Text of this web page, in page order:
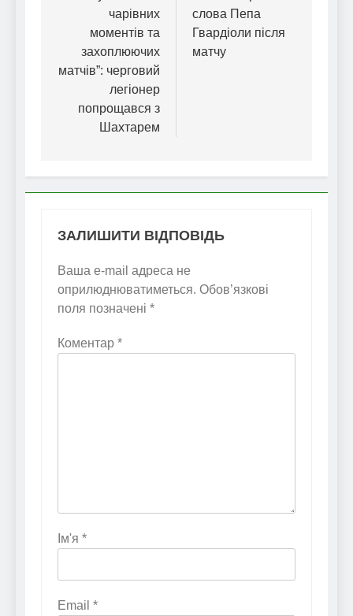
чарівних
моментів та
захоплюючих
матчів”: черговий
легіонер
попрощався з
Шахтарем
слова Пепа
Гвардіоли після
матчу
ЗАЛИШИТИ ВІДПОВІДЬ
Ваша e-mail адреса не
оприлюднюватиметься. Обов’язкові
поля позначені *
Коментар *
Ім'я *
Email *